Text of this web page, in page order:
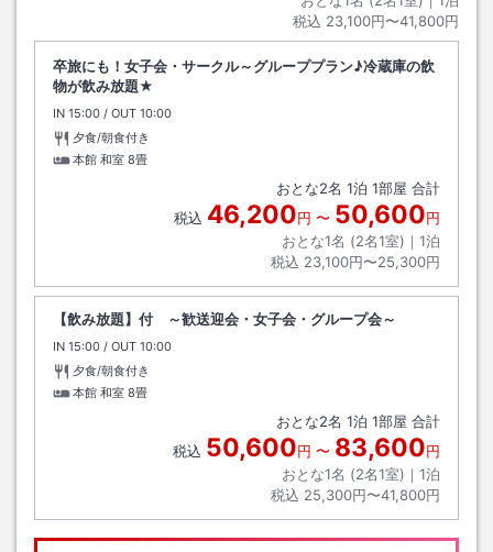
税込 23,100円〜41,800円
卒旅にも！女子会・サークル～グループプラン♪冷蔵庫の飲
物が飲み放題★
IN チェックイン
15:00 / OUT チェックアウト
10:00
夕食/朝食付き
本館 和室 8畳
おとな2名 1泊 1部屋 合計
税込 46,200円 〜 50,600円
おとな1名 (2名1室)｜ 1泊
税込 23,100円〜25,300円
【飲み放題】付 ～歓送迎会・女子会・グループ会～
IN チェックイン
15:00 / OUT チェックアウト
10:00
夕食/朝食付き
本館 和室 8畳
おとな2名 1泊 1部屋 合計
税込 50,600円 〜 83,600円
おとな1名 (2名1室)｜ 1泊
税込 25,300円〜41,800円